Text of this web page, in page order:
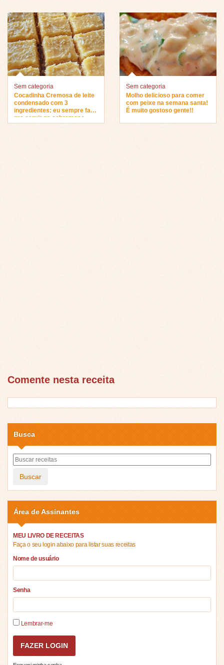
Sem categoria
Cocadinha Cremosa de leite
condensado com 3
ingredientes: eu sempre faço
pra servir na sobremesa…
Sem categoria
Molho delicioso para comer
com peixe na semana santa!
É muito gostoso gente!!
Comente nesta receita
Busca
Buscar
Área de Assinantes
MEU LIVRO DE RECEITAS
Faça o seu login abaixo para listar suas receitas
Nome de usuário
Senha
Lembrar-me